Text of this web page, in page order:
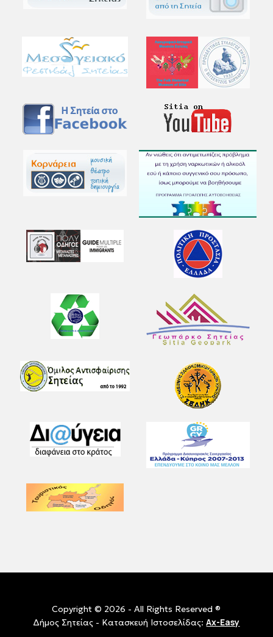
Copyright © 2026 - All Rights Reserved ®
Δήμος Σητείας - Κατασκευή Ιστοσελίδας:Ax-Easy